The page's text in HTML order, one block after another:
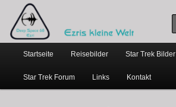
primären
Inhalt
springen
sekundären
Inhalt
springen
Ezris kleine Welt
…weil bloggen so schick ist
Hauptmenü
Startseite Reisebilder Star Trek Bilder
Star Trek Forum Links Kontakt